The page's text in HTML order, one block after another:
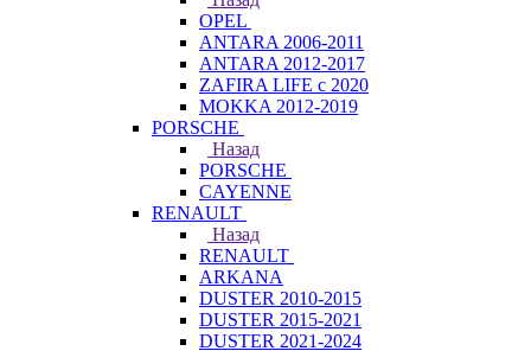
OPEL
ANTARA 2006-2011
ANTARA 2012-2017
ZAFIRA LIFE с 2020
MOKKA 2012-2019
PORSCHE
Назад
PORSCHE
CAYENNE
RENAULT
Назад
RENAULT
ARKANA
DUSTER 2010-2015
DUSTER 2015-2021
DUSTER 2021-2024